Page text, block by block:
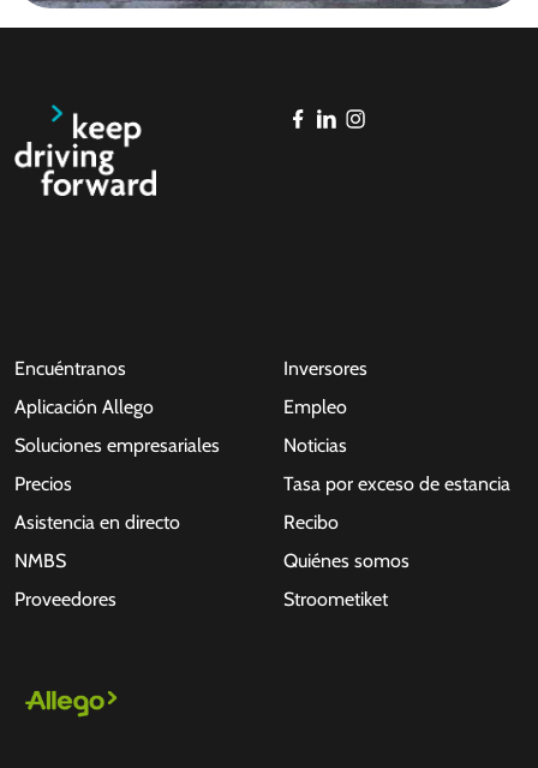
Encuéntranos
Aplicación Allego
Soluciones empresariales
Precios
Asistencia en directo
NMBS
Proveedores
Inversores
Empleo
Noticias
Tasa por exceso de estancia
Recibo
Quiénes somos
Stroometiket